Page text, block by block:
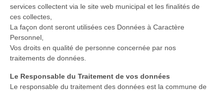
services collectent via le site web municipal et les finalités de
ces collectes,
La façon dont seront utilisées ces Données à Caractère
Personnel,
Vos droits en qualité de personne concernée par nos
traitements de données.
Le Responsable du Traitement de vos données
Le responsable du traitement des données est la commune de